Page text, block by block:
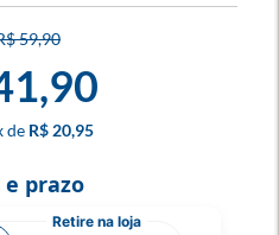
59,90
R$ 20,95
prazo